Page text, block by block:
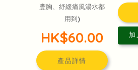
豐胸、紓緩痛風湯水都
用到)
HK$60.00
產品詳情
加